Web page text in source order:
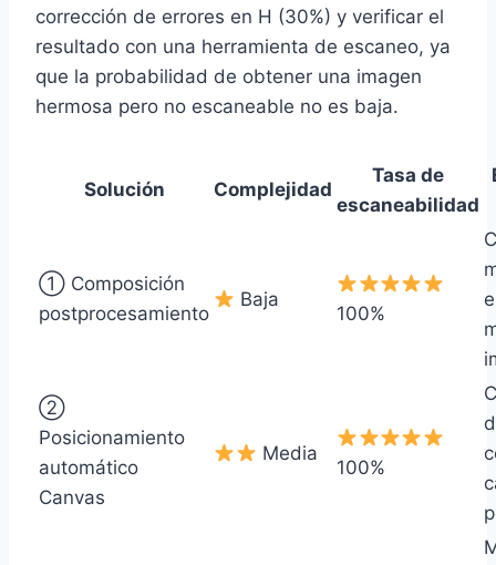
corrección de errores en H (30%) y verificar el
resultado con una herramienta de escaneo, ya
que la probabilidad de obtener una imagen
hermosa pero no escaneable no es baja.
Solución Complejidad
Tasa de
escaneabilidad
① Composición
postprocesamiento
Baja
100%
②
Posicionamiento
automático
Canvas
Media
100%